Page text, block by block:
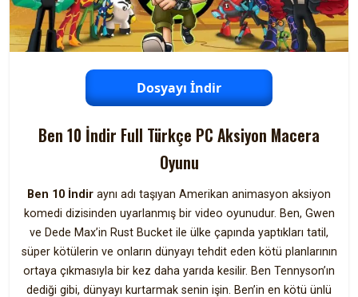
Dosyayı İndir
Ben 10 İndir Full Türkçe PC Aksiyon Macera
Oyunu
Ben 10 İndir aynı adı taşıyan Amerikan animasyon aksiyon
komedi dizisinden uyarlanmış bir video oyunudur. Ben, Gwen
ve Dede Max’in Rust Bucket ile ülke çapında yaptıkları tatil,
süper kötülerin ve onların dünyayı tehdit eden kötü planlarının
ortaya çıkmasıyla bir kez daha yarıda kesilir. Ben Tennyson’ın
dediği gibi, dünyayı kurtarmak senin işin. Ben’in en kötü ünlü